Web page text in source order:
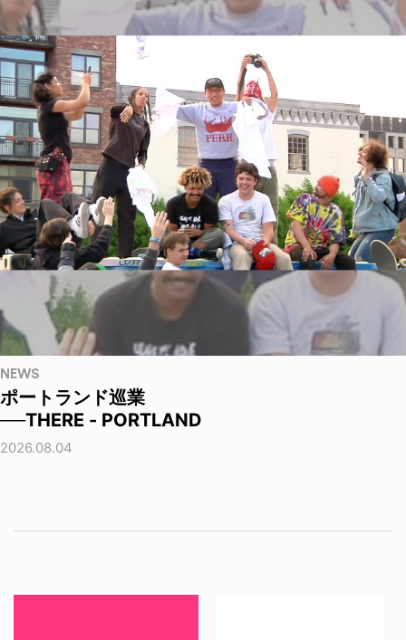
NEWS
ポートランド巡業
──THERE - PORTLAND
2026.08.04